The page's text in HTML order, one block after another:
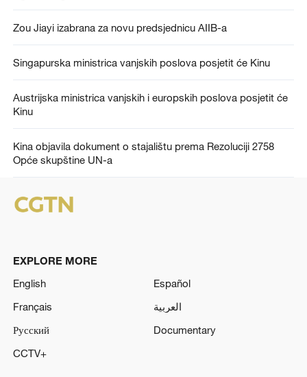
Zou Jiayi izabrana za novu predsjednicu AIIB-a
Singapurska ministrica vanjskih poslova posjetit će Kinu
Austrijska ministrica vanjskih i europskih poslova posjetit će
Kinu
Kina objavila dokument o stajalištu prema Rezoluciji 2758
Opće skupštine UN-a
EXPLORE MORE
English
Español
Français
العربية
Русский
Documentary
CCTV+